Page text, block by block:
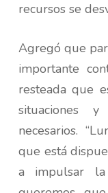
recursos se
Agregó que
importante
resteada que
situaciones
necesarios.
que está
a impulsar la